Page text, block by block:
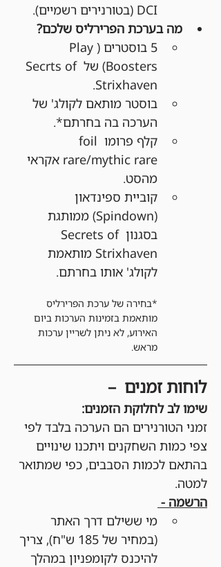
DCI (בטורנירים רשמיים).
מה בערכת הפרירליס שלכם?
5 בוסטרים (Play
Boosters) של Secrts of
Strixhaven.
בוסטר מותאם לקולג' של
הערכה בה בחרתם*.
קלף פרומו foil
rare/mythic rare אקראי
מהסט.
קוביית ספינדאון
(Spindown) ממותגת
בסגנון Secrets of
Strixhaven מותאמת
לקולג' אותו בחרתם.
*בחירה של ערכת הפרירליס
מותאמת בזמינות הערכות ביום
האירוע, לא ניתן לשריין ערכות
מראש.
לוחות זמנים  –
שימו לב לחלוקת הזמנים:
זמני הטורנירים הם הערכה בלבד לפי
צפי כמות השחקנים ויתכנו שינויים
בהתאם לכמות הסבבים, כפי שמתואר
למטה.
הרשמה -
מי ששילם דרך האתר
(במחיר של 185 ש"ח), צריך
להיכנס לקומפניון במהלך